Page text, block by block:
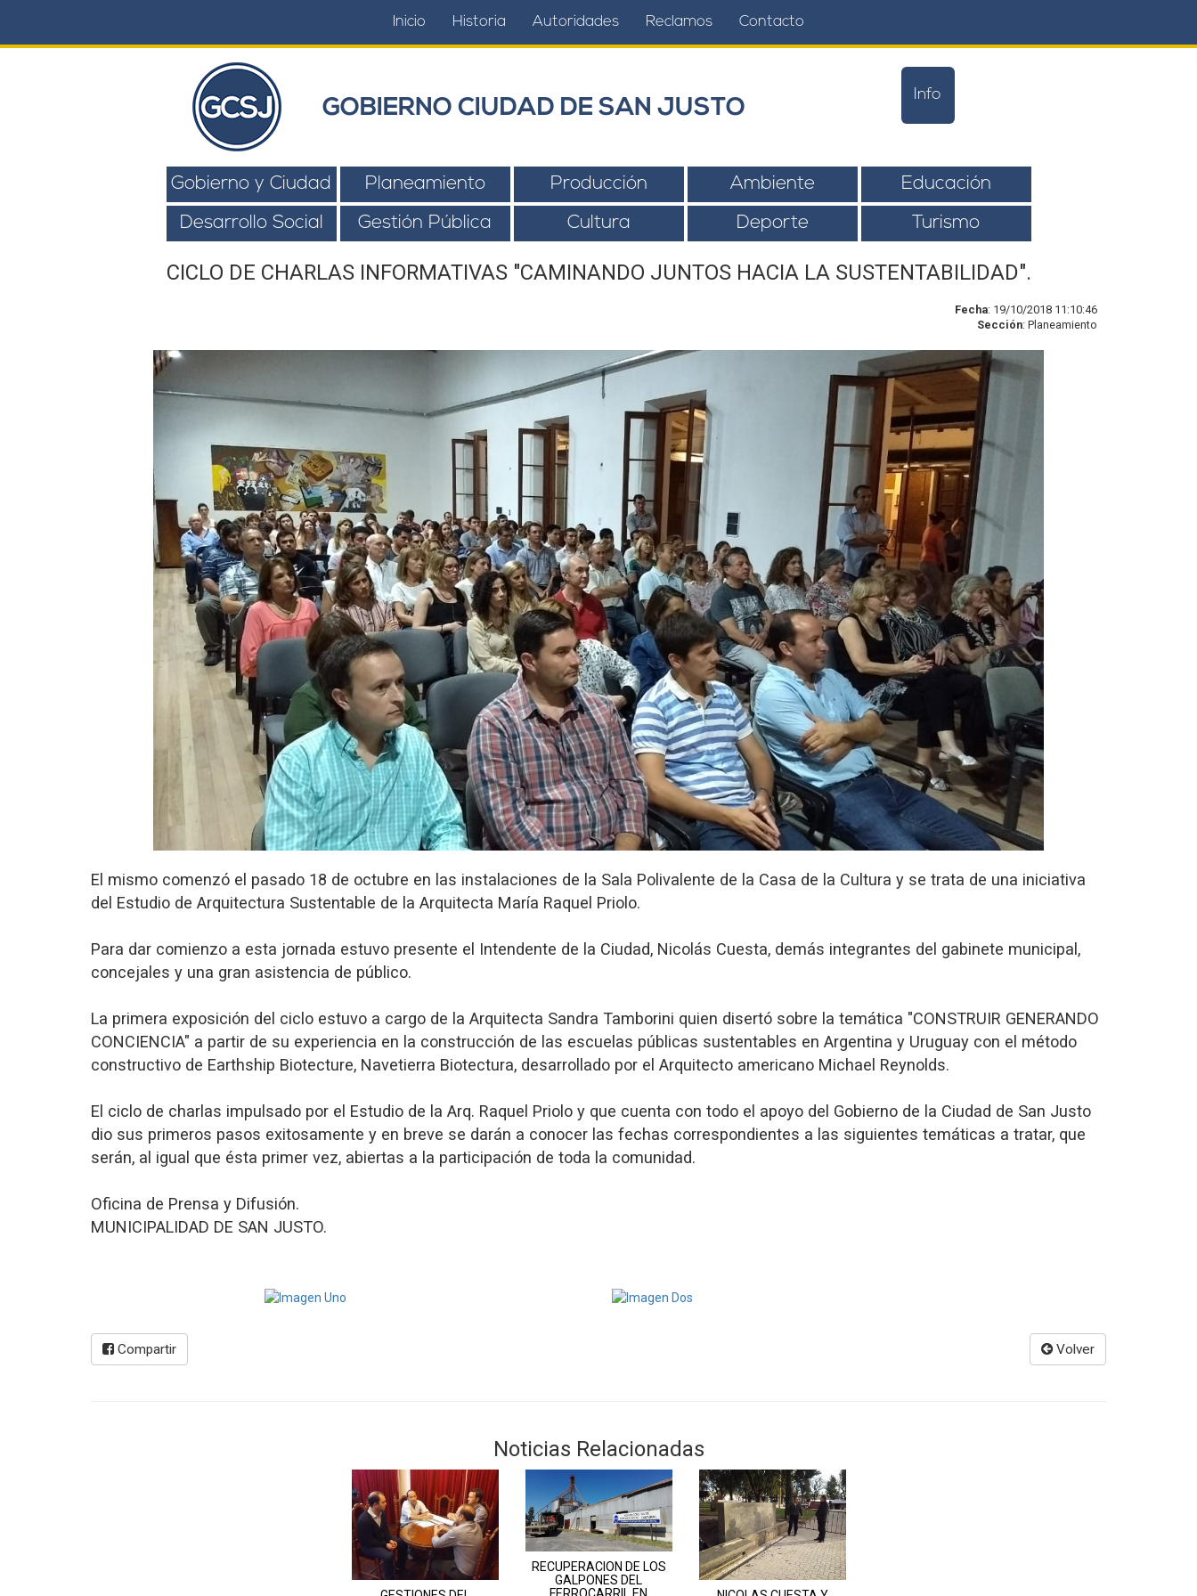
Inicio Historia Autoridades Reclamos Contacto
GOBIERNO CIUDAD DE SAN JUSTO
Info
Gobierno y Ciudad Planeamiento Producción Ambiente Educación
Desarrollo Social Gestión Pública Cultura Deporte Turismo
CICLO DE CHARLAS INFORMATIVAS "CAMINANDO JUNTOS HACIA LA SUSTENTABILIDAD".
Fecha: 19/10/2018 11:10:46
Sección: Planeamiento
El mismo comenzó el pasado 18 de octubre en las instalaciones de la Sala Polivalente de la Casa de la Cultura y se trata de una iniciativa
del Estudio de Arquitectura Sustentable de la Arquitecta María Raquel Priolo.
Para dar comienzo a esta jornada estuvo presente el Intendente de la Ciudad, Nicolás Cuesta, demás integrantes del gabinete municipal,
concejales y una gran asistencia de público.
La primera exposición del ciclo estuvo a cargo de la Arquitecta Sandra Tamborini quien disertó sobre la temática "CONSTRUIR GENERANDO
CONCIENCIA" a partir de su experiencia en la construcción de las escuelas públicas sustentables en Argentina y Uruguay con el método
constructivo de Earthship Biotecture, Navetierra Biotectura, desarrollado por el Arquitecto americano Michael Reynolds.
El ciclo de charlas impulsado por el Estudio de la Arq. Raquel Priolo y que cuenta con todo el apoyo del Gobierno de la Ciudad de San Justo
dio sus primeros pasos exitosamente y en breve se darán a conocer las fechas correspondientes a las siguientes temáticas a tratar, que
serán, al igual que ésta primer vez, abiertas a la participación de toda la comunidad.
Oficina de Prensa y Difusión.
MUNICIPALIDAD DE SAN JUSTO.
Compartir Volver
Noticias Relacionadas
RECUPERACION DE LOS
GALPONES DEL